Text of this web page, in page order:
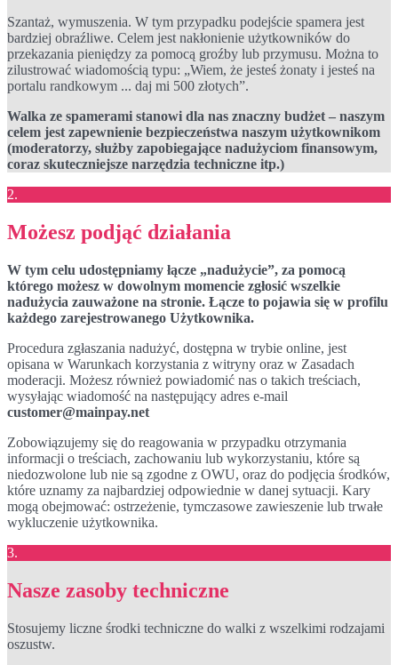
Szantaż, wymuszenia. W tym przypadku podejście spamera jest
bardziej obraźliwe. Celem jest nakłonienie użytkowników do
przekazania pieniędzy za pomocą groźby lub przymusu. Można to
zilustrować wiadomością typu: „Wiem, że jesteś żonaty i jesteś na
portalu randkowym ... daj mi 500 złotych”.
Walka ze spamerami stanowi dla nas znaczny budżet – naszym
celem jest zapewnienie bezpieczeństwa naszym użytkownikom
(moderatorzy, służby zapobiegające nadużyciom finansowym,
coraz skuteczniejsze narzędzia techniczne itp.)
2.
Możesz podjąć działania
W tym celu udostępniamy łącze „nadużycie”, za pomocą
którego możesz w dowolnym momencie zgłosić wszelkie
nadużycia zauważone na stronie. Łącze to pojawia się w profilu
każdego zarejestrowanego Użytkownika.
Procedura zgłaszania nadużyć, dostępna w trybie online, jest
opisana w Warunkach korzystania z witryny oraz w Zasadach
moderacji. Możesz również powiadomić nas o takich treściach,
wysyłając wiadomość na następujący adres e-mail
customer@mainpay.net
Zobowiązujemy się do reagowania w przypadku otrzymania
informacji o treściach, zachowaniu lub wykorzystaniu, które są
niedozwolone lub nie są zgodne z OWU, oraz do podjęcia środków,
które uznamy za najbardziej odpowiednie w danej sytuacji. Kary
mogą obejmować: ostrzeżenie, tymczasowe zawieszenie lub trwałe
wykluczenie użytkownika.
3.
Nasze zasoby techniczne
Stosujemy liczne środki techniczne do walki z wszelkimi rodzajami
oszustw.